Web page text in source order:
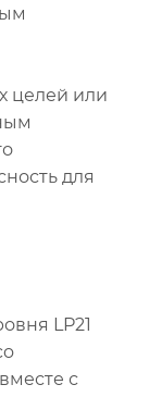
целей или
для
LP21
с